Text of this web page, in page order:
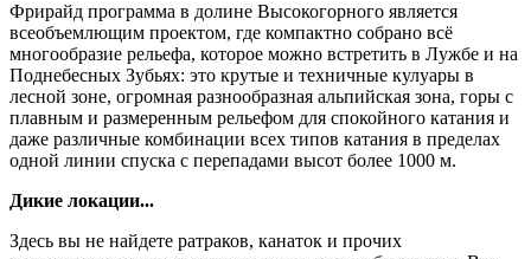
Фрирайд программа в долине Высокогорного является
всеобъемлющим проектом, где компактно собрано всё
многообразие рельефа, которое можно встретить в Лужбе и на
Поднебесных Зубьях: это крутые и техничные кулуары в
лесной зоне, огромная разнообразная альпийская зона, горы с
плавным и размеренным рельефом для спокойного катания и
даже различные комбинации всех типов катания в пределах
одной линии спуска с перепадами высот более 1000 м.
Дикие локации...
Здесь вы не найдете ратраков, канаток и прочих